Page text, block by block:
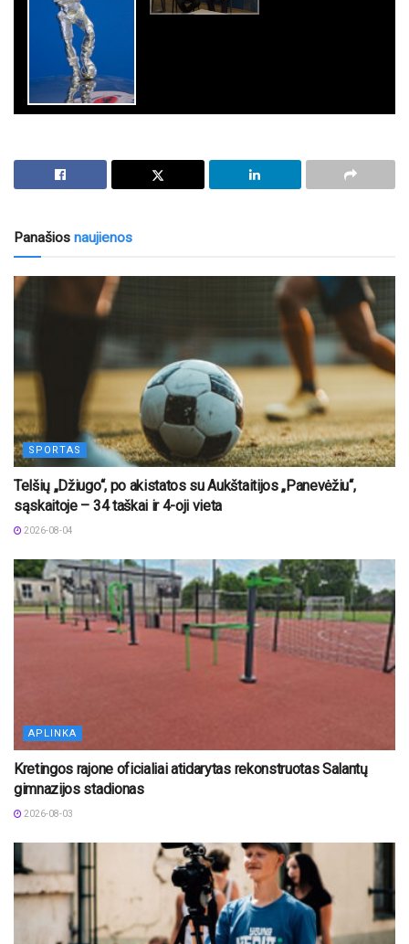
Panašios naujienos
SPORTAS
Telšių „Džiugo“, po akistatos su Aukštaitijos „Panevėžiu“,
sąskaitoje – 34 taškai ir 4-oji vieta
2026-08-04
APLINKA
Kretingos rajone oficialiai atidarytas rekonstruotas Salantų
gimnazijos stadionas
2026-08-03